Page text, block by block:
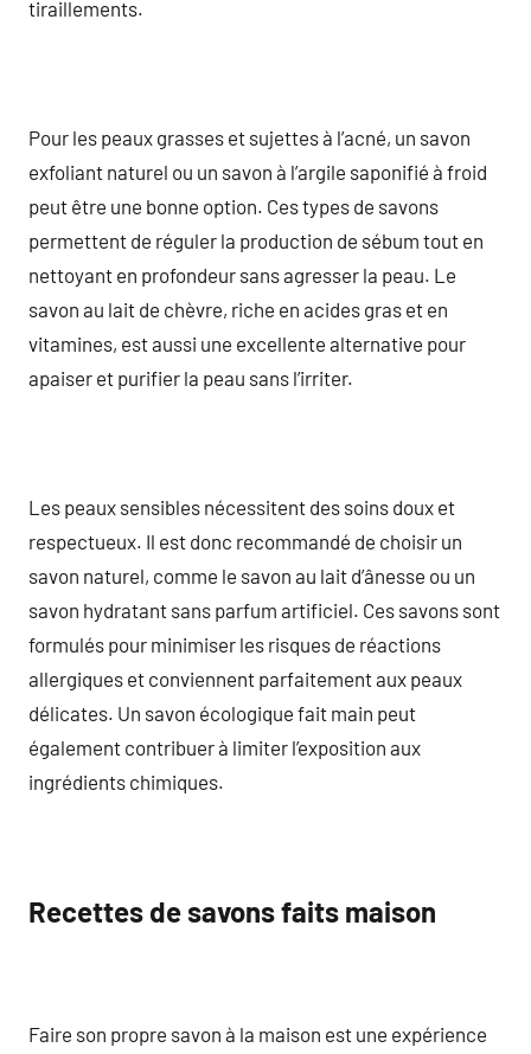
tiraillements.
Pour les peaux grasses et sujettes à l’acné, un savon
exfoliant naturel ou un savon à l’argile saponifié à froid
peut être une bonne option. Ces types de savons
permettent de réguler la production de sébum tout en
nettoyant en profondeur sans agresser la peau. Le
savon au lait de chèvre, riche en acides gras et en
vitamines, est aussi une excellente alternative pour
apaiser et purifier la peau sans l’irriter.
Les peaux sensibles nécessitent des soins doux et
respectueux. Il est donc recommandé de choisir un
savon naturel, comme le savon au lait d’ânesse ou un
savon hydratant sans parfum artificiel. Ces savons sont
formulés pour minimiser les risques de réactions
allergiques et conviennent parfaitement aux peaux
délicates. Un savon écologique fait main peut
également contribuer à limiter l’exposition aux
ingrédients chimiques.
Recettes de savons faits maison
Faire son propre savon à la maison est une expérience